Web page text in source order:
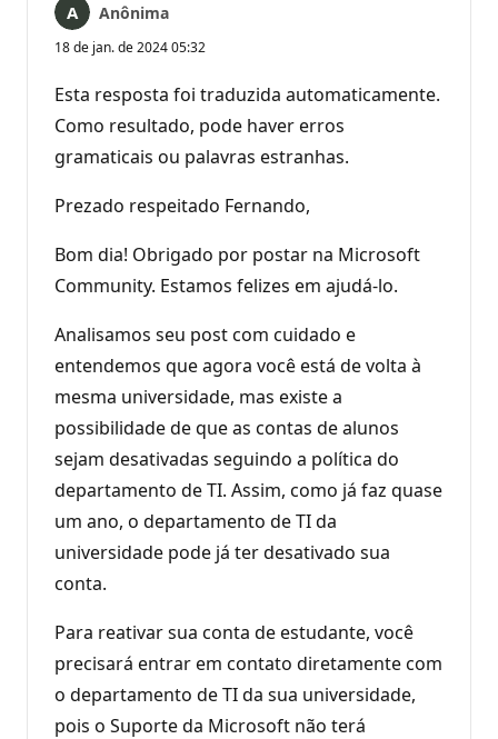
Anônima
18 de jan. de 2024 05:32
Esta resposta foi traduzida automaticamente.
Como resultado, pode haver erros
gramaticais ou palavras estranhas.
Prezado respeitado Fernando,
Bom dia! Obrigado por postar na Microsoft
Community. Estamos felizes em ajudá-lo.
Analisamos seu post com cuidado e
entendemos que agora você está de volta à
mesma universidade, mas existe a
possibilidade de que as contas de alunos
sejam desativadas seguindo a política do
departamento de TI. Assim, como já faz quase
um ano, o departamento de TI da
universidade pode já ter desativado sua
conta.
Para reativar sua conta de estudante, você
precisará entrar em contato diretamente com
o departamento de TI da sua universidade,
pois o Suporte da Microsoft não terá